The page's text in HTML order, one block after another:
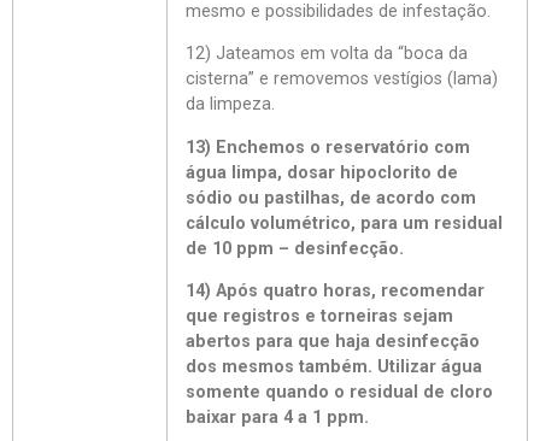
mesmo e possibilidades de infestação.
12) Jateamos em volta da “boca da
cisterna” e removemos vestígios (lama)
da limpeza.
13) Enchemos o reservatório com
água limpa, dosar hipoclorito de
sódio ou pastilhas, de acordo com
cálculo volumétrico, para um residual
de 10 ppm – desinfecção.
14) Após quatro horas, recomendar
que registros e torneiras sejam
abertos para que haja desinfecção
dos mesmos também. Utilizar água
somente quando o residual de cloro
baixar para 4 a 1 ppm.